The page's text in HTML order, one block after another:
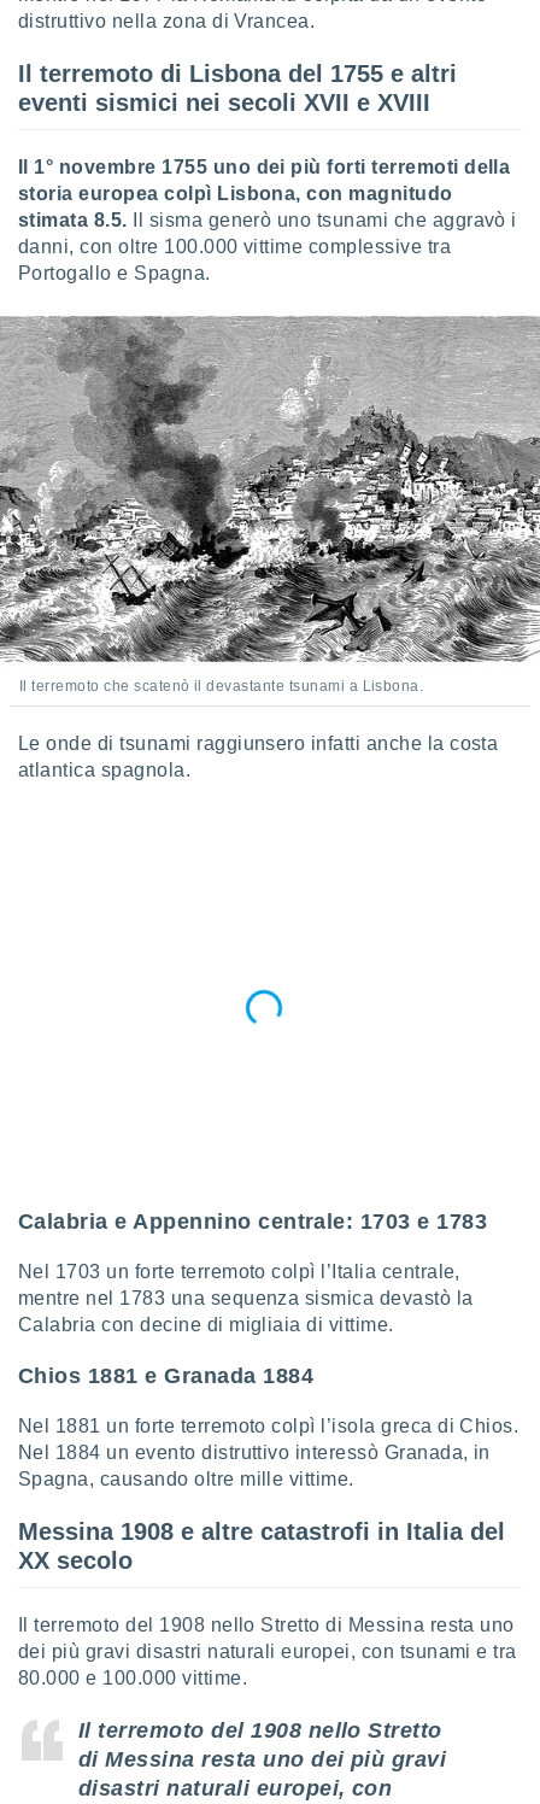
distruttivo nella zona di Vrancea.
Il terremoto di Lisbona del 1755 e altri
eventi sismici nei secoli XVII e XVIII
Il 1° novembre 1755 uno dei più forti terremoti della
storia europea colpì Lisbona, con magnitudo
stimata 8.5.
Il sisma generò uno tsunami che aggravò i
danni, con oltre 100.000 vittime complessive tra
Portogallo e Spagna.
Il terremoto che scatenò il devastante tsunami a Lisbona.
Le onde di tsunami raggiunsero infatti anche la costa
atlantica spagnola.
Calabria e Appennino centrale: 1703 e 1783
Nel 1703 un forte terremoto colpì l’Italia centrale,
mentre nel 1783 una sequenza sismica devastò la
Calabria con decine di migliaia di vittime.
Chios 1881 e Granada 1884
Nel 1881 un forte terremoto colpì l’isola greca di Chios.
Nel 1884 un evento distruttivo interessò Granada, in
Spagna, causando oltre mille vittime.
Messina 1908 e altre catastrofi in Italia del
XX secolo
Il terremoto del 1908 nello Stretto di Messina resta uno
dei più gravi disastri naturali europei, con tsunami e tra
80.000 e 100.000 vittime.
Il terremoto del 1908 nello Stretto
di Messina resta uno dei più gravi
disastri naturali europei, con